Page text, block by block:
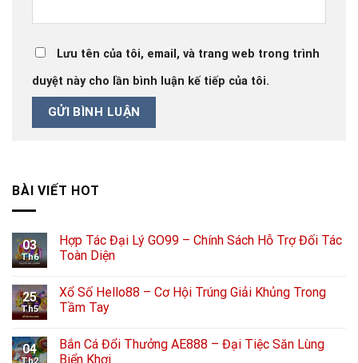
Lưu tên của tôi, email, và trang web trong trình
duyệt này cho lần bình luận kế tiếp của tôi.
BÀI VIẾT HOT
03
Th6
Hợp Tác Đại Lý GO99 – Chính Sách Hỗ Trợ Đối Tác
Toàn Diện
25
Th5
Xổ Số Hello88 – Cơ Hội Trúng Giải Khủng Trong
Tầm Tay
04
Bắn Cá Đổi Thưởng AE888 – Đại Tiệc Săn Lùng
Biển Khơi